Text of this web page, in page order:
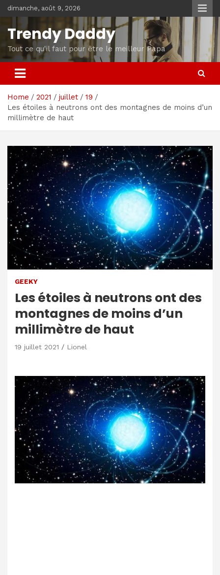
Skip
to
content
dimanche, août 9, 2026
Trendy Daddy
Tout ce qu'il faut pour être le meilleur Papa
Home 2021 juillet
19
Les étoiles à neutrons ont des montagnes de moins d’un
millimètre de haut
GEEKY
Les étoiles à neutrons ont des
montagnes de moins d’un
millimètre de haut
19 juillet 2021 Lionel